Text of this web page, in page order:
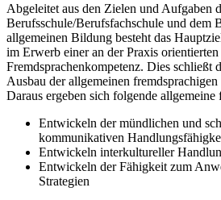
Abgeleitet aus den Zielen und Aufgaben
Berufsschule/Berufsfachschule und dem
allgemeinen Bildung besteht das
im Erwerb einer an der Praxis orientierten
Fremdsprachenkompetenz. Dies schließt
Ausbau der allgemeinen
Daraus ergeben sich folgende allgemeine
Entwickeln der mündlichen und
kommunikativen
Entwickeln interkultureller
Entwickeln der Fähigkeit zum
Strategien